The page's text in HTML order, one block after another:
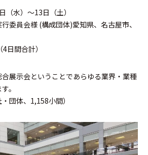
（水）～13日（土）
委員会様 (構成団体)愛知県、名古屋市、
日間合計）
展示会ということであらゆる業界・業種
。
団体、1,158小間）